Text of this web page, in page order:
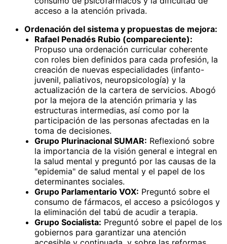
acceso a la atención privada.
Ordenación del sistema y propuestas de mejora:
Rafael Penadés Rubio (compareciente):
Propuso una ordenación curricular coherente
con roles bien definidos para cada profesión, la
creación de nuevas especialidades (infanto-
juvenil, paliativos, neuropsicología) y la
actualización de la cartera de servicios. Abogó
por la mejora de la atención primaria y las
estructuras intermedias, así como por la
participación de las personas afectadas en la
toma de decisiones.
Grupo Plurinacional SUMAR: Reflexionó sobre
la importancia de la visión general e integral en
la salud mental y preguntó por las causas de la
"epidemia" de salud mental y el papel de los
determinantes sociales.
Grupo Parlamentario VOX: Preguntó sobre el
consumo de fármacos, el acceso a psicólogos y
la eliminación del tabú de acudir a terapia.
Grupo Socialista: Preguntó sobre el papel de los
gobiernos para garantizar una atención